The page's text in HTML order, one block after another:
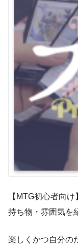
【MTG初心者向
持ち物・雰囲気を
楽しくかつ自分の